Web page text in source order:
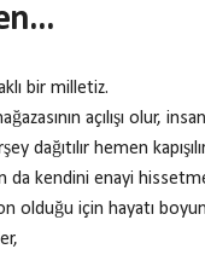
bir milletiz.
açılışı olur,
dağıtılır hemen
da kendini enayi
olduğu için hayatı